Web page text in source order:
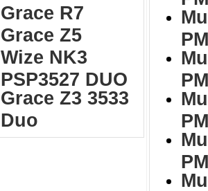
Grace R7
Grace Z5
Wize NK3
PSP3527 DUO
Grace Z3 3533
Duo